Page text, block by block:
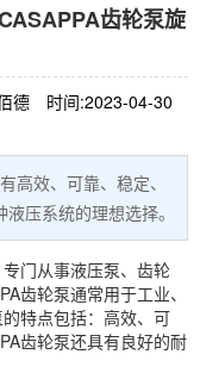
齿轮泵旋
德
时间:2023-04-30
高效、可靠、稳定、
压系统的理想选择。
门从事液压泵、 齿轮
齿轮泵通常用于工业、
特点包括：高效、可
齿轮泵还具有良好的耐